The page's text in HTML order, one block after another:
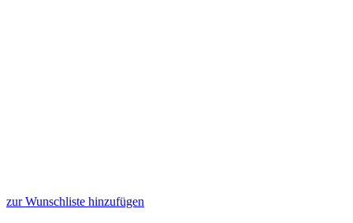
zur Wunschliste hinzufügen